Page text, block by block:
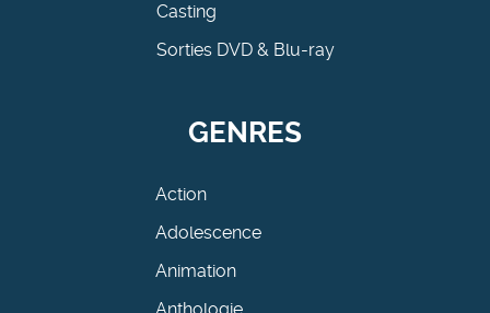
Casting
Sorties DVD & Blu-ray
GENRES
Action
Adolescence
Animation